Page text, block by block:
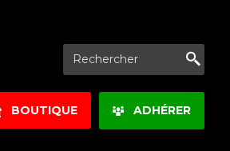
ADHÉRER
BOUTIQUE